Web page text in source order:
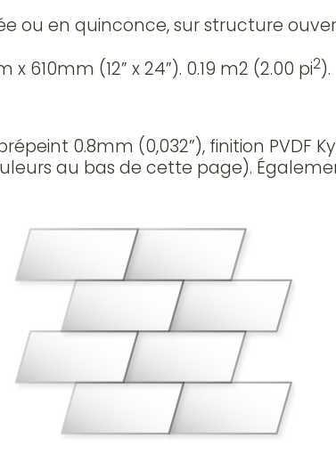
ou en quinconce, sur structure
x 610mm (12” x 24”). 0.19 m2 (2.00 pi2).
0.8mm (0,032”), finition PVDF
au bas de cette page).